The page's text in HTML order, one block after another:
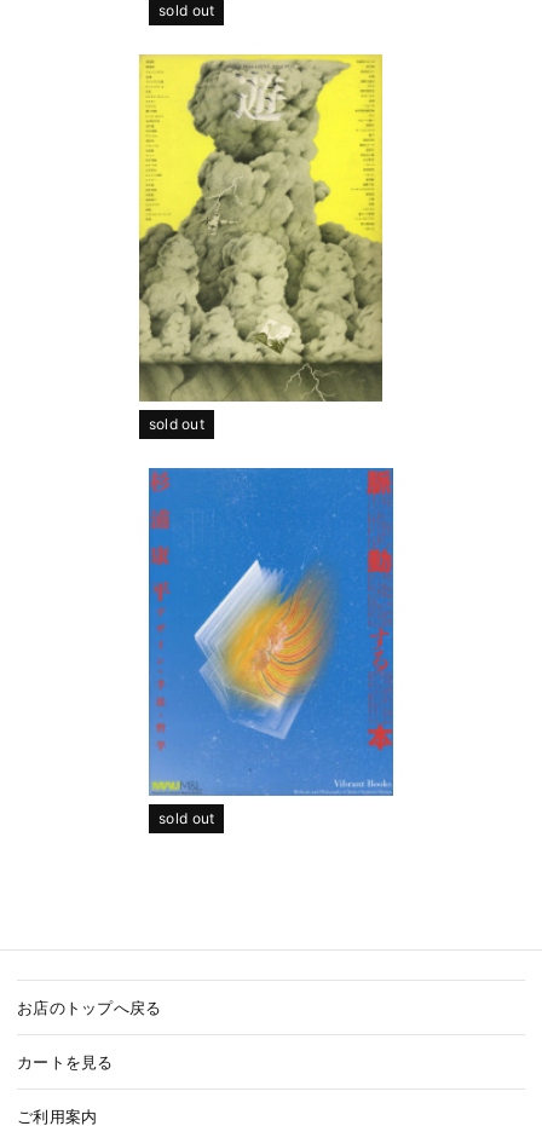
sold out
sold out
sold out
お店のトップへ戻る
カートを見る
ご利用案内